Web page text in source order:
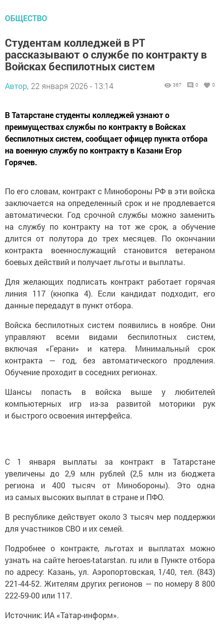
ОБЩЕСТВО
Студентам колледжей в РТ
рассказывают о службе по контракту в
Войсках беспилотных систем
Автор, 22 января 2026 - 13:14 367 0 0
В Татарстане студенты колледжей узнают о
преимуществах службы по контракту в Войсках
беспилотных систем, сообщает офицер пункта отбора
на военную службу по контракту в Казани Егор
Горячев.
По его словам, контракт с Минобороны РФ в эти войска
заключается на определенный срок и не продлевается
автоматически. Год срочной службы можно заменить
на службу по контракту на тот же срок, а обучение
длится от полутора до трех месяцев. По окончании
контракта военнослужащий становится ветераном
боевых действий и получает льготы и выплаты.
Для желающих подписать контракт работает горячая
линия 117 (кнопка 4). Если кандидат подходит, его
данные передадут в пункт отбора.
Войска беспилотных систем появились в ноябре. Они
управляют всеми видами беспилотных систем,
включая «Герани» и катера. Минимальный срок
контракта — год, без автоматического продления.
Обучение проходит в соседних регионах.
Шансы попасть в войска выше у любителей
компьютерных игр из-за развитой моторики рук
и быстрого освоения интерфейса.
С 1 января выплаты за контракт в Татарстане
увеличены до 2,9 млн рублей (2,5 млн из бюджета
региона и 400 тысяч от Минобороны). Это одна
из самых высоких выплат в стране и ПФО.
В республике действует около 3 тысяч мер поддержки
для участников СВО и их семей.
Подробнее о контракте, льготах и выплатах можно
узнать на сайте heroes-tatarstan. ru или в Пункте отбора
по адресу: Казань, ул. Аэропортовская, 1/40, тел. (843)
221-44-52. Жителям других регионов — по номеру 8 800
222-59-00 или 117.
Источник: ИА «Татар-информ».